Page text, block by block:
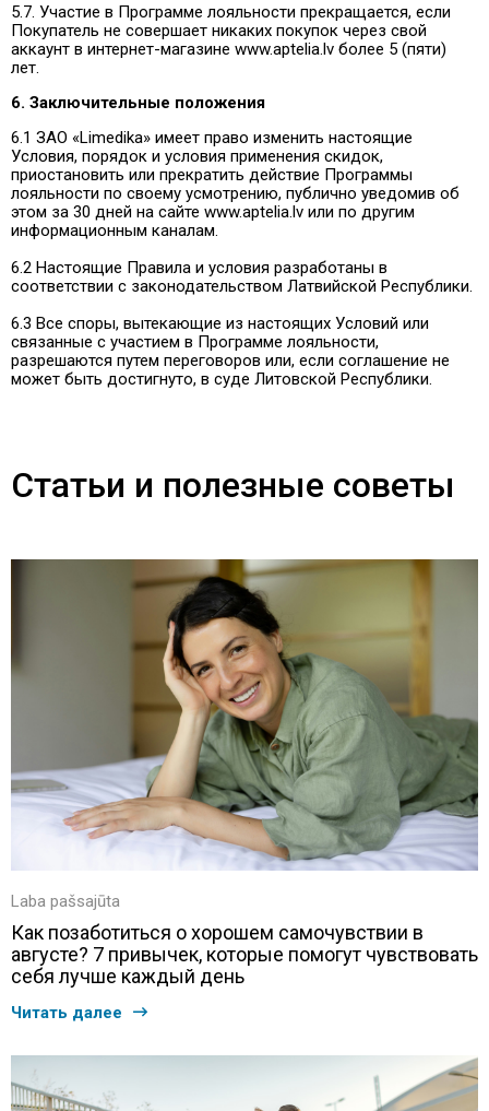
5.7. Участие в Программе лояльности прекращается, если
Покупатель не совершает никаких покупок через свой
аккаунт в интернет-магазине www.aptelia.lv более 5 (пяти)
лет.
6. Заключительные положения
6.1 ЗАО «Limedika» имеет право изменить настоящие
Условия, порядок и условия применения скидок,
приостановить или прекратить действие Программы
лояльности по своему усмотрению, публично уведомив об
этом за 30 дней на сайте www.aptelia.lv или по другим
информационным каналам.
6.2 Настоящие Правила и условия разработаны в
соответствии с законодательством Латвийской Республики.
6.3 Все споры, вытекающие из настоящих Условий или
связанные с участием в Программе лояльности,
разрешаются путем переговоров или, если соглашение не
может быть достигнуто, в суде Литовской Республики.
Статьи и полезные советы
Laba pašsajūta
Как позаботиться о хорошем самочувствии в
августе? 7 привычек, которые помогут чувствовать
себя лучше каждый день
Читать далее